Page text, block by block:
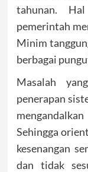
tahunan.
pemerintah
Minim
berbagai
Masalah
penerapan
Sehingga
kesenangan
dan tidak